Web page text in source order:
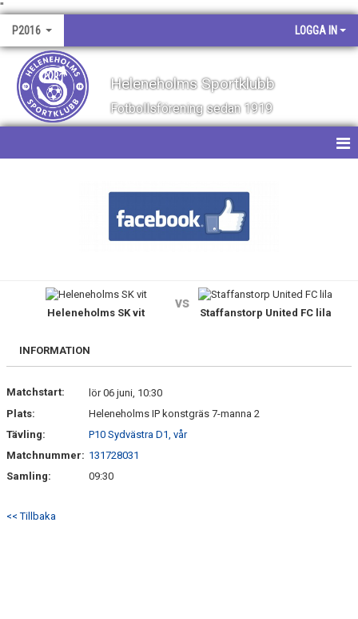
"
P2016 LOGGA IN
Heleneholms Sportklubb
Fotbollsförening sedan 1919
TRUPPEN
BILDGALLERI
KONTAKT
Heleneholms SK vit
vs
Staffanstorp United FC lila
INFORMATION
Matchstart:
lör 06 juni, 10:30
Plats:
Heleneholms IP konstgräs 7-manna 2
Tävling:
P10 Sydvästra D1, vår
Matchnummer: 131728031
Samling:
09:30
<< Tillbaka